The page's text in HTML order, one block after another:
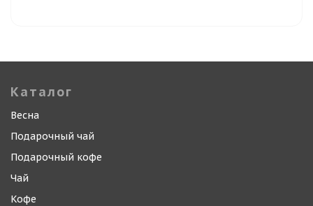
Каталог
Весна
Подарочный чай
Подарочный кофе
Чай
Кофе